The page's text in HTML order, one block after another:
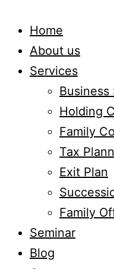
Home
About us
Services
Holding
Family
Tax
Exit Plan
Family
Seminar
Blog